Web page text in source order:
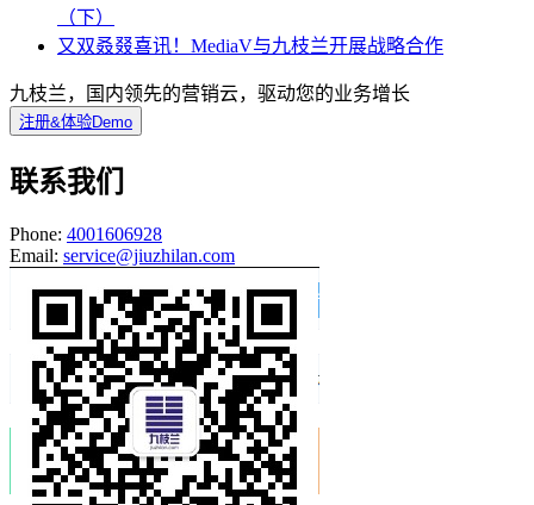
（下）
又双叒叕喜讯！MediaV与九枝兰开展战略合作
九枝兰，国内领先的营销云，驱动您的业务增长
注册&体验Demo
联系我们
Phone: 4001606928
Email: service@jiuzhilan.com